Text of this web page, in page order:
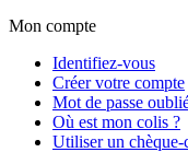
Mon compte
Identifiez-vous
Créer votre compte
Mot de passe
Où est mon colis ?
Utiliser un chèque-